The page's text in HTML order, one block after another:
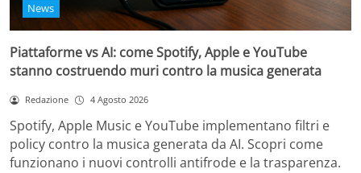
News
Piattaforme vs AI: come Spotify, Apple e YouTube
stanno costruendo muri contro la musica generata
Redazione 4 Agosto 2026
Spotify, Apple Music e YouTube implementano filtri e
policy contro la musica generata da AI. Scopri come
funzionano i nuovi controlli antifrode e la trasparenza.